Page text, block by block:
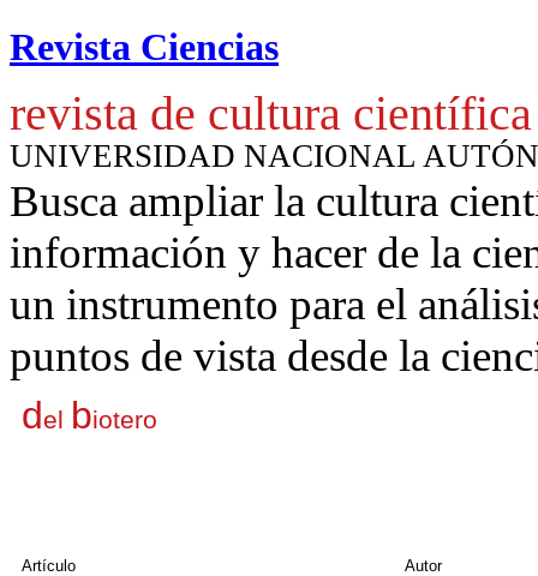
Revista Ciencias
revista de cultura científica
UNIVERSIDAD NACIONAL
Busca ampliar la cultura
información y hacer de la
un instrumento para el
puntos de vista desde la
del biotero
Artículo Autor